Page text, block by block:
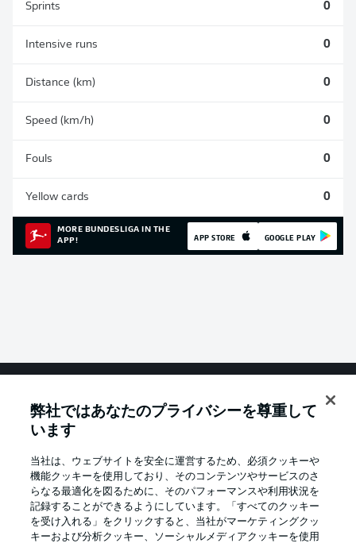
Sprints 0
Intensive runs 0
Distance (km) 0
Speed (km/h) 0
Fouls 0
Yellow cards 0
MORE BUNDESLIGA IN THE
APP!
APP STORE GOOGLE PLAY
Football as it's meant to be
BUNDESLIGA APP
弊社ではあなたのプライバシーを尊重して
います
当社は、ウェブサイトを安全に運営するため、必須クッキーや
機能クッキーを使用しており、そのコンテンツやサービスのさ
らなる最適化を図るために、そのパフォーマンスや利用状況を
記録することができるようにしています。「すべてのクッキー
を受け入れる」をクリックすると、当社がマーケティングクッ
キーおよび分析クッキー、ソーシャルメディアクッキーを使用